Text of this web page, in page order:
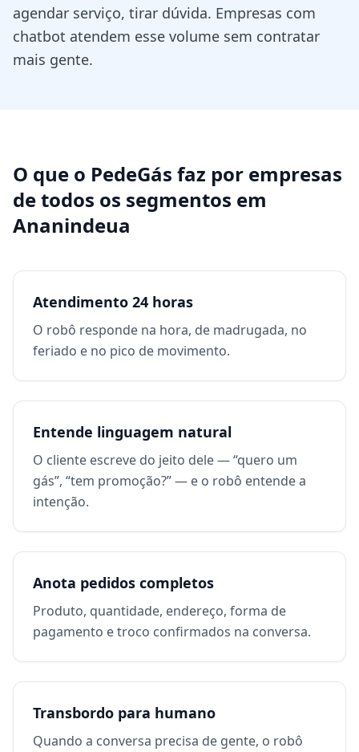
agendar serviço, tirar dúvida. Empresas com
chatbot atendem esse volume sem contratar
mais gente.
O que o PedeGás faz por empresas
de todos os segmentos em
Ananindeua
Atendimento 24 horas
O robô responde na hora, de madrugada, no
feriado e no pico de movimento.
Entende linguagem natural
O cliente escreve do jeito dele — “quero um
gás”, “tem promoção?” — e o robô entende a
intenção.
Anota pedidos completos
Produto, quantidade, endereço, forma de
pagamento e troco confirmados na conversa.
Transbordo para humano
Quando a conversa precisa de gente, o robô